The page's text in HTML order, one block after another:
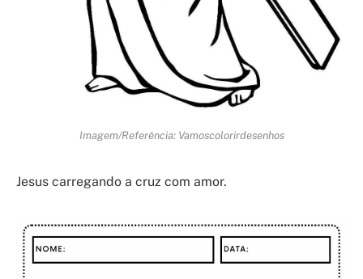
Imagem/Referência: Vamoscolorirdesenhos
Jesus carregando a cruz com amor.